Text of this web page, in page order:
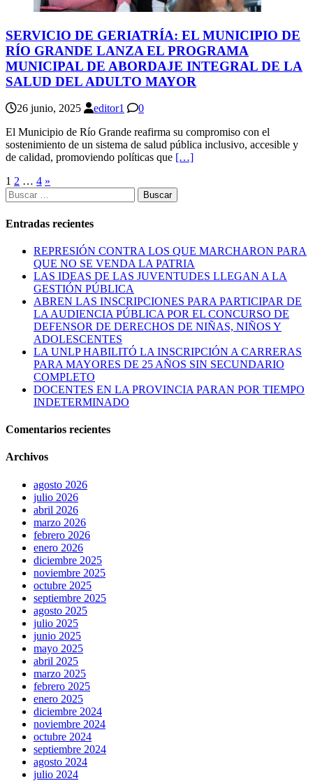
SERVICIO DE GERIATRÍA: EL MUNICIPIO DE
RÍO GRANDE LANZA EL PROGRAMA
MUNICIPAL DE ABORDAJE INTEGRAL DE LA
SALUD DEL ADULTO MAYOR
26 junio, 2025 editor1
0
El Municipio de Río Grande reafirma su compromiso con el
sostenimiento de un sistema de salud pública inclusivo, accesible y
de calidad, promoviendo políticas que […]
Paginación
de
entradas
1 2 … 4 »
Buscar:
Entradas recientes
REPRESIÓN CONTRA LOS QUE MARCHARON PARA
QUE NO SE VENDA LA PATRIA
LAS IDEAS DE LAS JUVENTUDES LLEGAN A LA
GESTIÓN PÚBLICA
ABREN LAS INSCRIPCIONES PARA PARTICIPAR DE
LA AUDIENCIA PÚBLICA POR EL CONCURSO DE
DEFENSOR DE DERECHOS DE NIÑAS, NIÑOS Y
ADOLESCENTES
LA UNLP HABILITÓ LA INSCRIPCIÓN A CARRERAS
PARA MAYORES DE 25 AÑOS SIN SECUNDARIO
COMPLETO
DOCENTES EN LA PROVINCIA PARAN POR TIEMPO
INDETERMINADO
Comentarios recientes
Archivos
agosto 2026
julio 2026
abril 2026
marzo 2026
febrero 2026
enero 2026
diciembre 2025
noviembre 2025
octubre 2025
septiembre 2025
agosto 2025
julio 2025
junio 2025
mayo 2025
abril 2025
marzo 2025
febrero 2025
enero 2025
diciembre 2024
noviembre 2024
octubre 2024
septiembre 2024
agosto 2024
julio 2024